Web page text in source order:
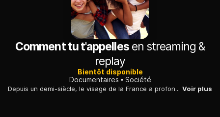
Comment tu t'appellesen streaming &
replay
Bientôt disponible
Documentaires
Société
Depuis un demi-siècle, le visage de la France a profondément changé. Il est devenu une mosaïque de cultures aussi riches que multiples. Elle est la France des Kevin, Marlonn, Chaïma, Aymerich ou Lua. Une France qui affirme sa diversité par le choix des prénoms, tout en renouvelant son attachement aux valeurs républicaines. Enquête dans le domaine de l'intime qui forge l'identité en mouvement du pays. Voir plus